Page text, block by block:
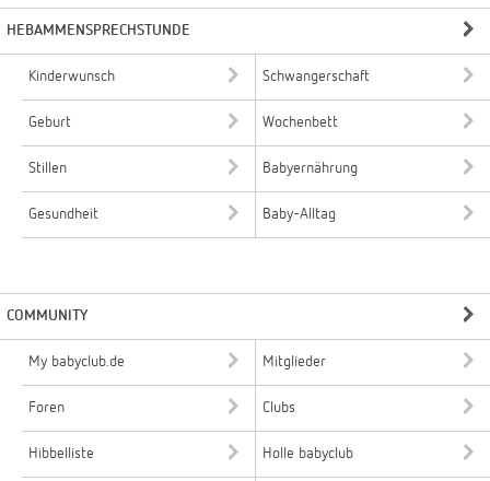
HEBAMMENSPRECHSTUNDE
Kinderwunsch Schwangerschaft
Geburt Wochenbett
Stillen Babyernährung
Gesundheit Baby-Alltag
COMMUNITY
My babyclub.de Mitglieder
Foren Clubs
Hibbelliste Holle babyclub